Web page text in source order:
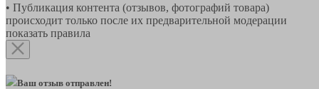
• Публикация контента (отзывов, фотографий товара)
происходит только после их предварительной модерации
показать правила
Ваш отзыв отправлен!